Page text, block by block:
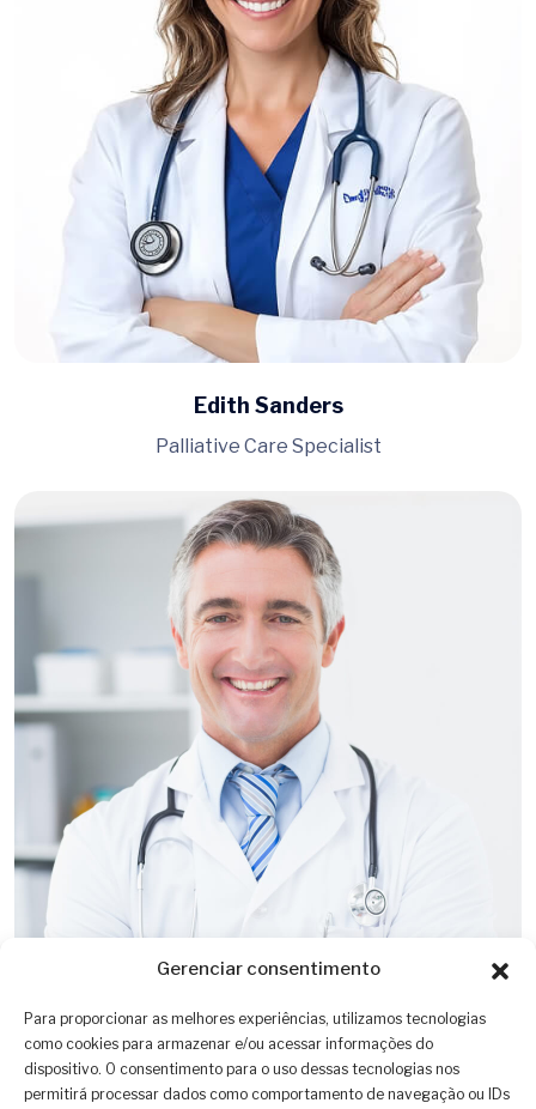
Gerenciar consentimento
Para proporcionar as melhores experiências, utilizamos tecnologias
como cookies para armazenar e/ou acessar informações do
dispositivo. O consentimento para o uso dessas tecnologias nos
permitirá processar dados como comportamento de navegação ou IDs
Edith Sanders
Palliative Care Specialist